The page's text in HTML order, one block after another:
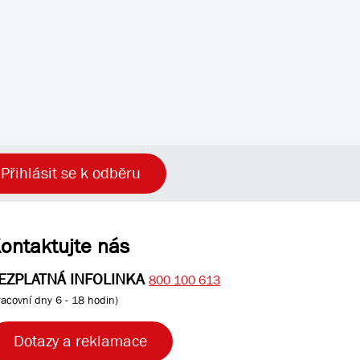
Přihlásit se k odběru
nás
INFOLINKA 800 100 613
dny 6 - 18 hodin)
Dotazy a reklamace